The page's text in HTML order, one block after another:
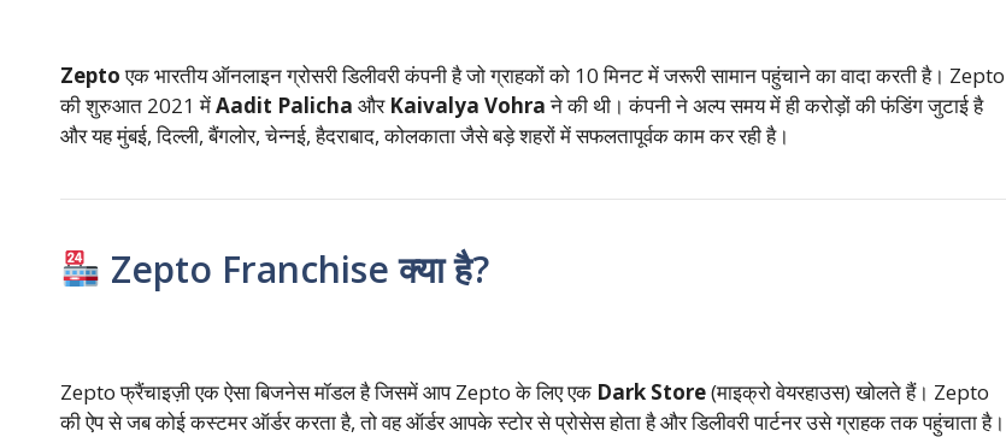
Zeptoएक भारतीय ऑनलाइन ग्रोसरी डिलीवरी कंपनी है जो ग्राहकों को 10 मिनट में जरूरी सामान पहुंचाने का वादा करती है। Zepto
की शुरुआत 2021 मेंAadit Palicha और Kaivalya Vohraने की थी। कंपनी ने अल्प समय में ही करोड़ों की फंडिंग जुटाई है
और यह मुंबई, दिल्ली, बैंगलोर, चेन्नई, हैदराबाद, कोलकाता जैसे बड़े शहरों में सफलतापूर्वक काम कर रही है।
Zepto Franchise क्या है?
Zepto फ्रैंचाइज़ी एक ऐसा बिजनेस मॉडल है जिसमें आप Zepto के लिए एक Dark Store(माइक्रो वेयरहाउस) खोलते हैं। Zepto
की ऐप से जब कोई कस्टमर ऑर्डर करता है, तो वह ऑर्डर आपके स्टोर से प्रोसेस होता है और डिलीवरी पार्टनर उसे ग्राहक तक पहुंचाता है।